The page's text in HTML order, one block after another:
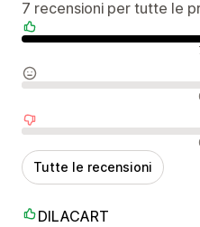
7 recensioni per tutte le
Tutte le recensioni
DILACART